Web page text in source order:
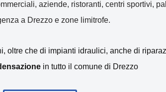
aziende, ristoranti, centri sportivi,
a Drezzo e zone limitrofe.
oltre che di impianti idraulici, anche di
in tutto il comune di Drezzo